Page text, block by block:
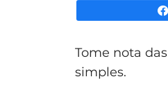
Tome nota das
simples.